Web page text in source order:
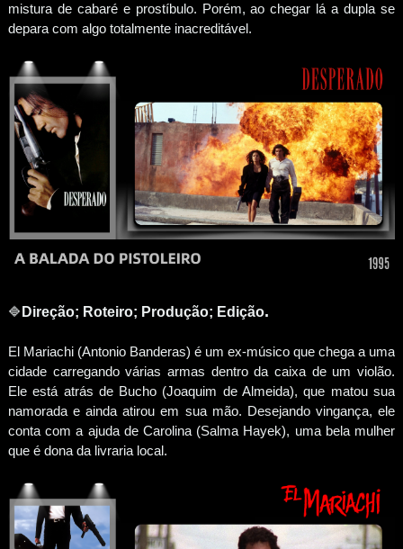
mistura de cabaré e prostíbulo. Porém, ao chegar lá a dupla se
depara com algo totalmente inacreditável.
🔷 Direção; Roteiro; Produção; Edição.
El Mariachi (Antonio Banderas) é um ex-músico que chega a uma
cidade carregando várias armas dentro da caixa de um violão.
Ele está atrás de Bucho (Joaquim de Almeida), que matou sua
namorada e ainda atirou em sua mão. Desejando vingança, ele
conta com a ajuda de Carolina (Salma Hayek), uma bela mulher
que é dona da livraria local.